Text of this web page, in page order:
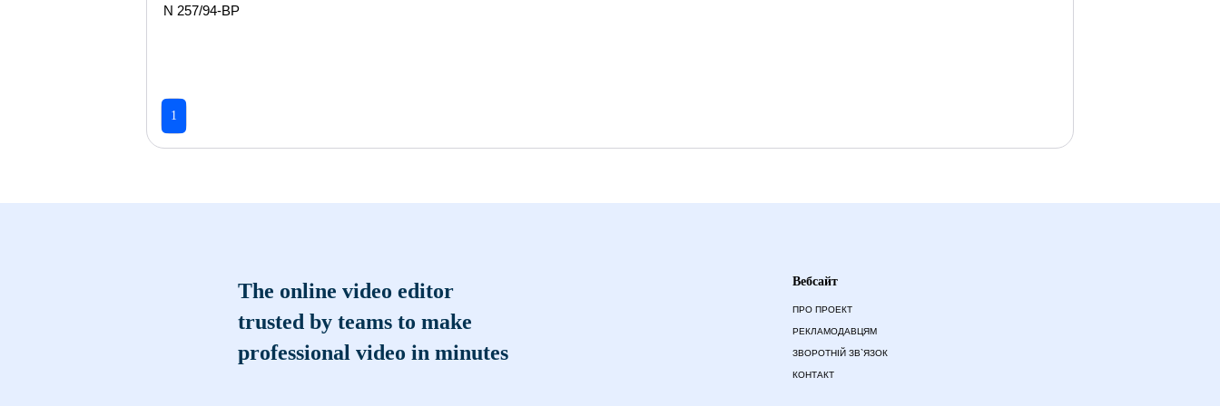
N 257/94-ВР
1
The online video editor
trusted by teams to make
professional video in minutes
Вебсайт
ПРО ПРОЕКТ
РЕКЛАМОДАВЦЯМ
ЗВОРОТНІЙ ЗВ`ЯЗОК
КОНТАКТ